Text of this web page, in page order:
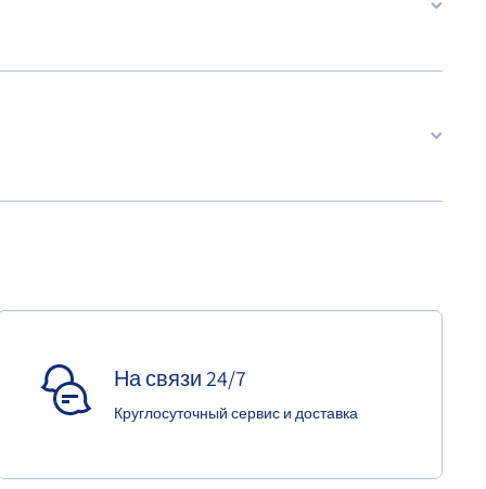
На связи 24/7
Круглосуточный сервис и доставка